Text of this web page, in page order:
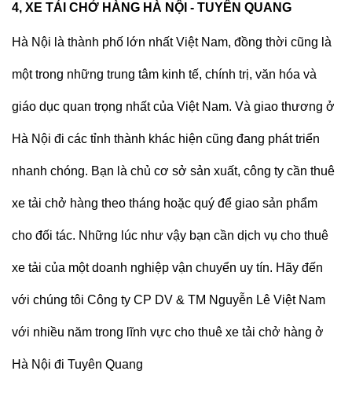
4, XE TẢI CHỞ HÀNG HÀ NỘI - TUYÊN QUANG
Hà Nội là thành phố lớn nhất Việt Nam, đồng thời cũng là
một trong những trung tâm kinh tế, chính trị, văn hóa và
giáo dục quan trọng nhất của Việt Nam. Và giao thương ở
Hà Nội đi các tỉnh thành khác hiện cũng đang phát triển
nhanh chóng. Bạn là chủ cơ sở sản xuất, công ty cần thuê
xe tải chở hàng theo tháng hoặc quý để giao sản phẩm
cho đối tác. Những lúc như vậy bạn cần dịch vụ cho thuê
xe tải của một doanh nghiệp vận chuyển uy tín. Hãy đến
với chúng tôi Công ty CP DV & TM Nguyễn Lê Việt Nam
với nhiều năm trong lĩnh vực cho thuê xe tải chở hàng ở
Hà Nội đi Tuyên Quang